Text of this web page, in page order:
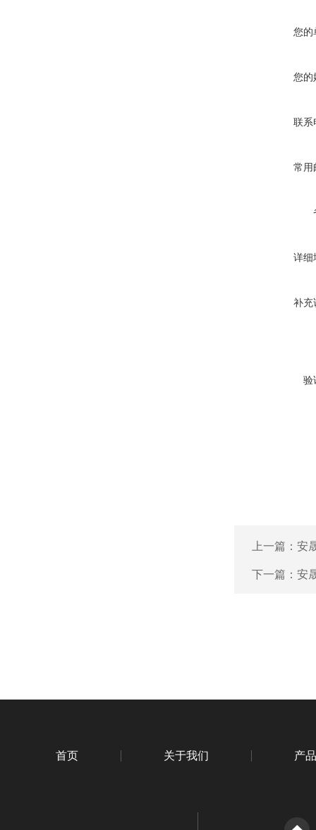
您的
您的
联系
常用
详细
补充
验
上一篇： 安
下一篇： 安
首页 关于我们 产